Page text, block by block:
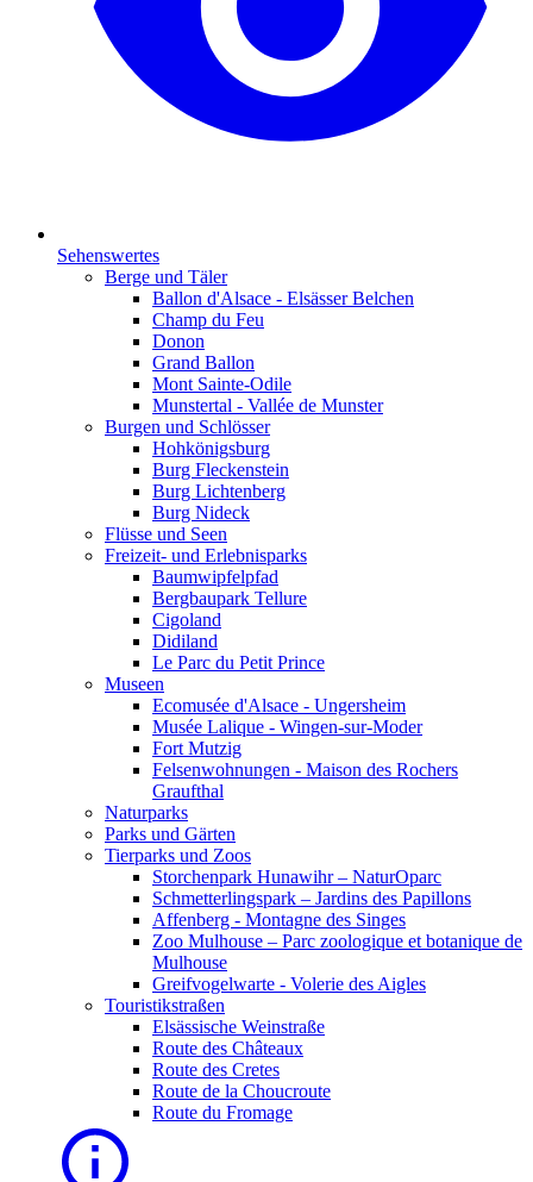
Sehenswertes
Berge und Täler
Ballon d'Alsace - Elsässer Belchen
Champ du Feu
Donon
Grand Ballon
Mont Sainte-Odile
Munstertal - Vallée de Munster
Burgen und Schlösser
Hohkönigsburg
Burg Fleckenstein
Burg Lichtenberg
Burg Nideck
Flüsse und Seen
Freizeit- und Erlebnisparks
Baumwipfelpfad
Bergbaupark Tellure
Cigoland
Didiland
Le Parc du Petit Prince
Museen
Ecomusée d'Alsace - Ungersheim
Musée Lalique - Wingen-sur-Moder
Fort Mutzig
Felsenwohnungen - Maison des Rochers
Graufthal
Naturparks
Parks und Gärten
Tierparks und Zoos
Storchenpark Hunawihr – NaturOparc
Schmetterlingspark – Jardins des Papillons
Affenberg - Montagne des Singes
Zoo Mulhouse – Parc zoologique et botanique de
Mulhouse
Greifvogelwarte - Volerie des Aigles
Touristikstraßen
Elsässische Weinstraße
Route des Châteaux
Route des Cretes
Route de la Choucroute
Route du Fromage